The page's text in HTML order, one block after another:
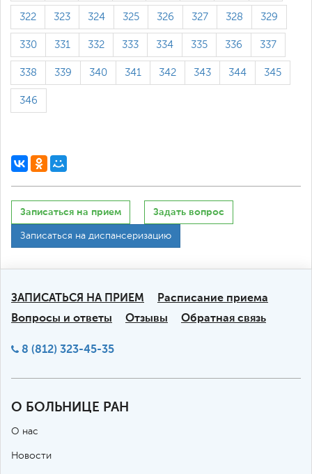
322 323 324 325 326 327 328 329
330 331 332 333 334 335 336 337
338 339 340 341 342 343 344 345
346
Записаться на прием Задать вопрос
Записаться на диспансеризацию
ЗАПИСАТЬСЯ НА ПРИЕМ
Расписание приема
Вопросы и ответы
Отзывы Обратная связь
8 (812) 323-45-35
О БОЛЬНИЦЕ РАН
О нас
Новости